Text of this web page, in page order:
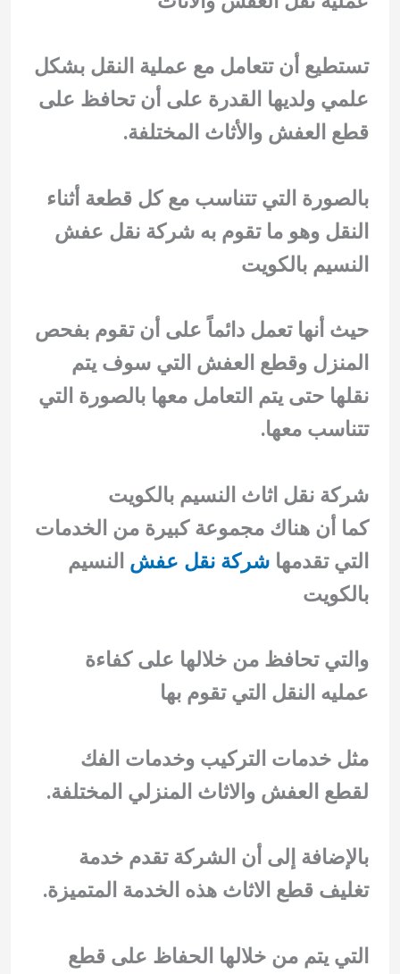
تستطيع أن تتعامل مع عملية النقل بشكل
علمي ولديها القدرة على أن تحافظ على
قطع العفش والأثاث المختلفة.
بالصورة التي تتناسب مع كل قطعة أثناء
النقل وهو ما تقوم به شركة نقل عفش
النسيم بالكويت
حيث أنها تعمل دائماً على أن تقوم بفحص
المنزل وقطع العفش التي سوف يتم
نقلها حتى يتم التعامل معها بالصورة التي
تتناسب معها.
شركة نقل اثاث النسيم بالكويت
كما أن هناك مجموعة كبيرة من الخدمات
التي تقدمهاشركة نقل عفش النسيم
بالكويت
والتي تحافظ من خلالها على كفاءة
عمليه النقل التي تقوم بها
مثل خدمات التركيب وخدمات الفك
لقطع العفش والاثاث المنزلي المختلفة.
بالإضافة إلى أن الشركة تقدم خدمة
تغليف قطع الاثاث هذه الخدمة المتميزة.
التي يتم من خلالها الحفاظ على قطع